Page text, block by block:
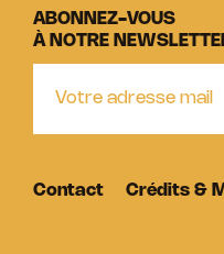
ABONNEZ-VOUS
À NOTRE
Contact Crédits &